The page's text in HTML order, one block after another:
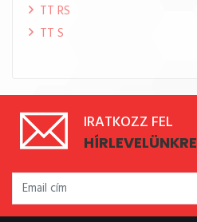
TT RS
TT S
IRATKOZZ FEL
HÍRLEVELÜNKRE